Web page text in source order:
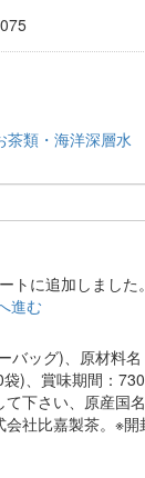
茶類・海洋深層水
トに追加しました。
進む
バッグ)、原材料
)、賞味期間：
下さい、原産国
社比嘉製茶。※